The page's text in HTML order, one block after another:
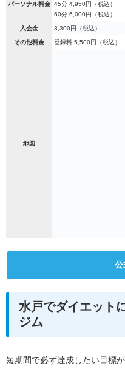
パーソナル料金 45分 4,950円（税込）
60分 6,000円（税込）
入会金 3,300円（税込）
その他料金 登録料 5,500円（税込）
地図
公
水戸でダイエット
ジム
短期間で必ず達成したい目標